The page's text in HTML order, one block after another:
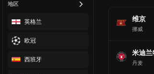
地区
英格兰
欧冠
西班牙
维京
挪威
米迪兰
丹麦